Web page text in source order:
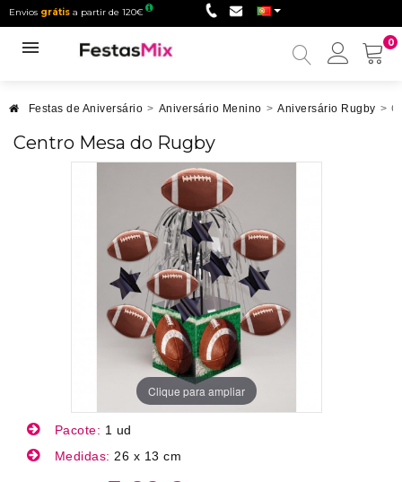
Envios grátis a partir de 120€
0
Minha
Festas de Aniversário > Aniversário Menino > Aniversário Rugby >
Centro Mesa do Rugby
Clique para ampliar
Pacote: 1 ud
Medidas: 26 x 13 cm